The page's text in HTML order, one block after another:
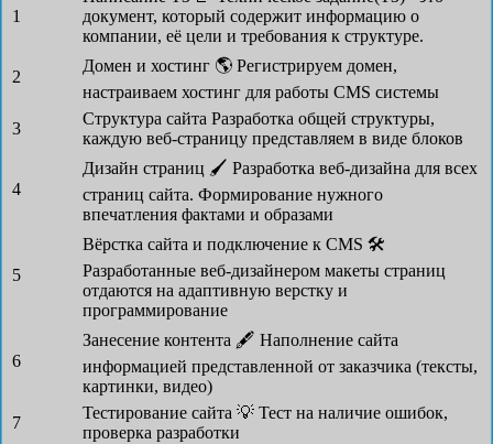
1
документ, который содержит информацию о
компании, её цели и требования к структуре.
2
Домен и хостинг 🌎 Регистрируем домен,
настраиваем хостинг для работы CMS системы
3
Структура сайта Разработка общей структуры,
каждую веб-страницу представляем в виде блоков
4
Дизайн страниц 🖌 Разработка веб-дизайна для всех
страниц сайта. Формирование нужного
впечатления фактами и образами
5
Вёрстка сайта и подключение к CMS 🛠
Разработанные веб-дизайнером макеты страниц
отдаются на адаптивную верстку и
программирование
6
Занесение контента 🖋 Наполнение сайта
информацией представленной от заказчика (тексты,
картинки, видео)
7
Тестирование сайта 💡 Тест на наличие ошибок,
проверка разработки